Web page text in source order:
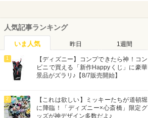
人気記事ランキング
いま人気 昨日 1週間
1
【ディズニー】コンプできたら神！コン
ビニで買える「新作Happyくじ」に豪華
景品がズラリ♪【8/7販売開始】
2
【これは欲しい】ミッキーたちが道頓堀
に降臨！「ディズニー×心斎橋」限定グ
ッズが神デザイン多数だよ♪